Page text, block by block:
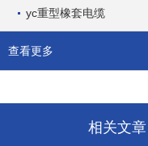
yc重型橡套电缆
查看更多
相关文章